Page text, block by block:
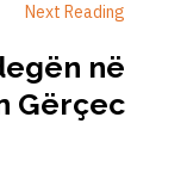
Next Reading
në
Gërçec